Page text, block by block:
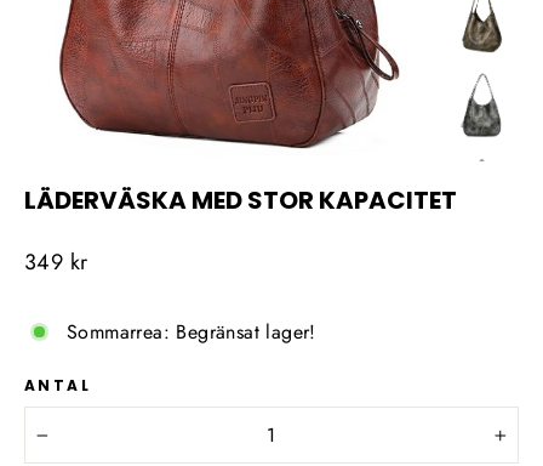
LÄDERVÄSKA MED STOR KAPACITET
Ordinarie
349 kr
Sommarrea: Begränsat lager!
ANTAL
+